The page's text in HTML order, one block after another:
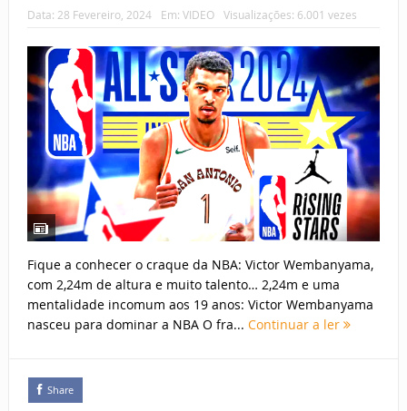
Data: 28 Fevereiro, 2024 Em: VIDEO Visualizações: 6.001 vezes
Fique a conhecer o craque da NBA: Victor Wembanyama,
com 2,24m de altura e muito talento… 2,24m e uma
mentalidade incomum aos 19 anos: Victor Wembanyama
nasceu para dominar a NBA O fra... Continuar a ler
Share